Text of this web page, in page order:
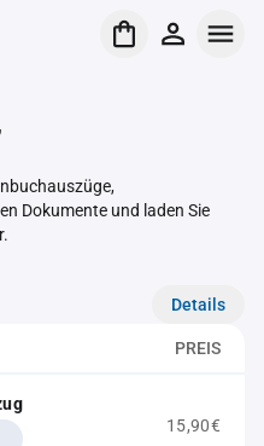
Dokumente und laden Sie
Details
PREIS
15,90€